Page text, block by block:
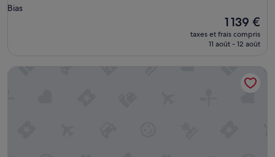
Bias
Le
nouveau
prix
1 139 €
taxes et frais compris
11 août - 12 août